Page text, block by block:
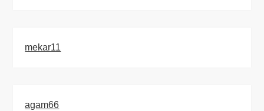
mekar11
agam66